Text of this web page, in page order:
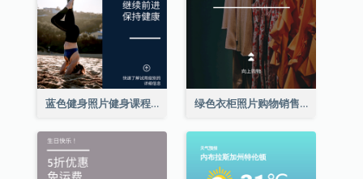
蓝色健身照片健身课程Instagram限时动态 绿色衣柜照片购物销售Instagram限时动态